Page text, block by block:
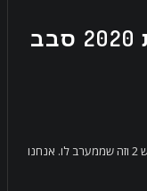
שמורת יקום – בחירות 2020 סבב
שמורת יקום מחולקת לשני חלקים,זה שממזרח לכביש 2 וזה שממערב לו. אנחנו